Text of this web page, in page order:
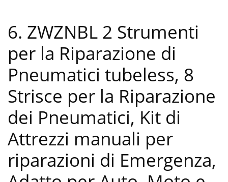
6. ZWZNBL 2 Strumenti
per la Riparazione di
Pneumatici tubeless, 8
Strisce per la Riparazione
dei Pneumatici, Kit di
Attrezzi manuali per
riparazioni di Emergenza,